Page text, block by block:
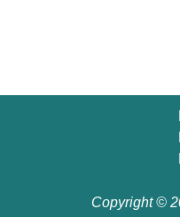
Copyright ©